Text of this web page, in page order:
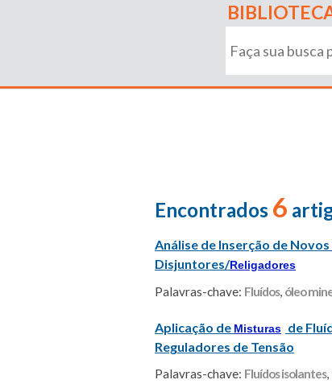
Encontrados 6
Análise de Inserção de Novos
Disjuntores/Religadores
Palavras-chave: Fluídos, óleo
Aplicação de Misturas de
Reguladores de Tensão
Palavras-chave: Fluídos isolantes,